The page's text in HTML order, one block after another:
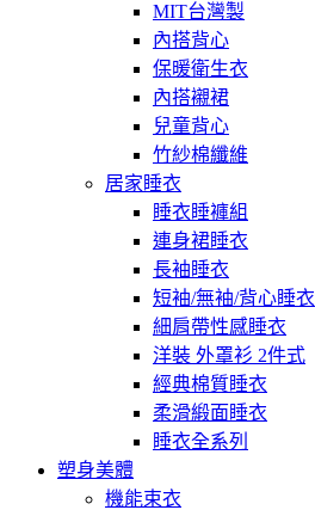
MIT台灣製
內搭背心
保暖衛生衣
內搭襯裙
兒童背心
竹紗棉纖維
居家睡衣
睡衣睡褲組
連身裙睡衣
長袖睡衣
短袖/無袖/背心睡衣
細肩帶性感睡衣
洋裝 外罩衫 2件式
經典棉質睡衣
柔滑緞面睡衣
睡衣全系列
塑身美體
機能束衣